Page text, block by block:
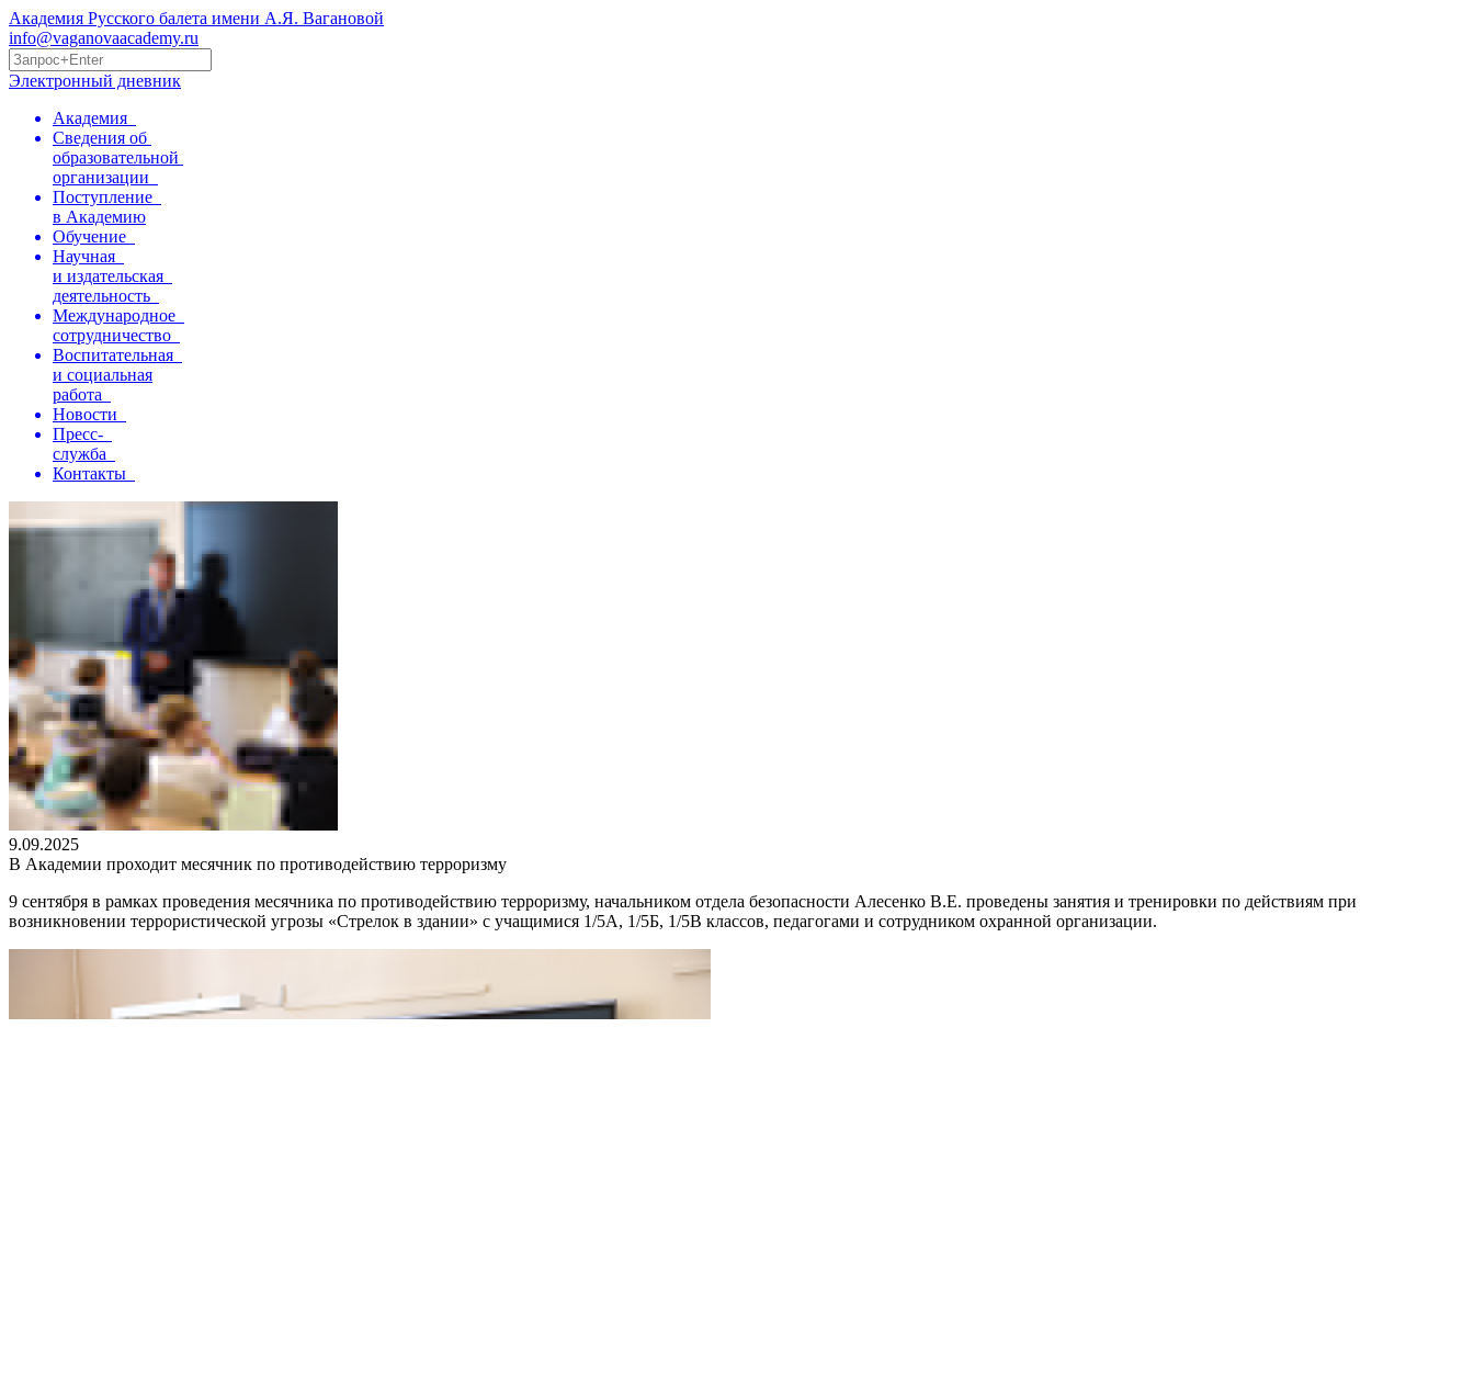
Академия Русского балета имени А.Я. Вагановой
info@vaganovaacademy.ru
Электронный дневник
Академия
Сведения об
образовательной
организации
Поступление
в Академию
Обучение
Научная
и издательская
деятельность
Международное
сотрудничество
Воспитательная
и социальная
работа
Новости
Пресс-
служба
Контакты
9.09.2025
В Академии проходит месячник по противодействию терроризму
9 сентября в рамках проведения месячника по противодействию терроризму, начальником отдела безопасности Алесенко В.Е. проведены занятия и тренировки по действиям при
возникновении террористической угрозы «Стрелок в здании» с учащимися 1/5А, 1/5Б, 1/5В классов, педагогами и сотрудником охранной организации.